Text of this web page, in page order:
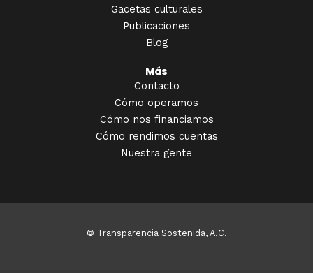
Gacetas culturales
Publicaciones
Blog
Más
Contacto
Cómo operamos
Cómo nos financiamos
Cómo rendimos cuentas
Nuestra gente
© Transparencia Sostenida, A.C.